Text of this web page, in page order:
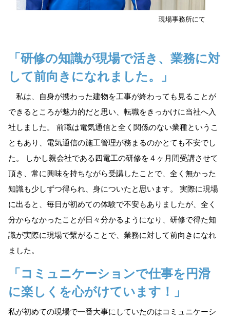
現場事務所にて
「研修の知識が現場で活き、業務に対
して前向きになれました。」
私は、自身が携わった建物を工事が終わっても見ることが
できるところが魅力的だと思い、転職をきっかけに当社へ入
社しました。 前職は電気通信と全く関係のない業種というこ
ともあり、電気通信の施工管理が務まるのかとても不安でし
た。 しかし親会社である四電工の研修を４ヶ月間受講させて
頂き、常に興味を持ちながら受講したことで、全く無かった
知識も少しずつ得られ、身についたと思います。 実際に現場
に出ると、毎日が初めての体験で不安もありましたが、全く
分からなかったことが日々分かるようになり、研修で得た知
識が実際に現場で繋がることで、業務に対して前向きになれ
ました。
「コミュニケーションで仕事を円滑
に楽しくを心がけています！」
私が初めての現場で一番大事にしていたのはコミュニケーシ